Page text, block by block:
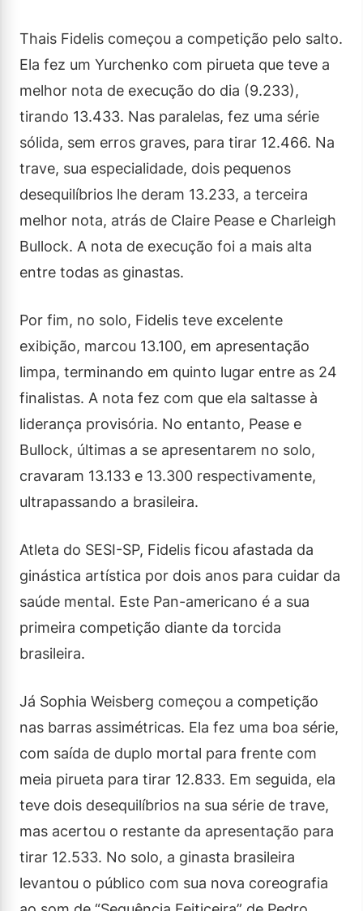
Thais Fidelis começou a competição pelo salto.
Ela fez um Yurchenko com pirueta que teve a
melhor nota de execução do dia (9.233),
tirando 13.433. Nas paralelas, fez uma série
sólida, sem erros graves, para tirar 12.466. Na
trave, sua especialidade, dois pequenos
desequilíbrios lhe deram 13.233, a terceira
melhor nota, atrás de Claire Pease e Charleigh
Bullock. A nota de execução foi a mais alta
entre todas as ginastas.
Por fim, no solo, Fidelis teve excelente
exibição, marcou 13.100, em apresentação
limpa, terminando em quinto lugar entre as 24
finalistas. A nota fez com que ela saltasse à
liderança provisória. No entanto, Pease e
Bullock, últimas a se apresentarem no solo,
cravaram 13.133 e 13.300 respectivamente,
ultrapassando a brasileira.
Atleta do SESI-SP, Fidelis ficou afastada da
ginástica artística por dois anos para cuidar da
saúde mental. Este Pan-americano é a sua
primeira competição diante da torcida
brasileira.
Já Sophia Weisberg começou a competição
nas barras assimétricas. Ela fez uma boa série,
com saída de duplo mortal para frente com
meia pirueta para tirar 12.833. Em seguida, ela
teve dois desequilíbrios na sua série de trave,
mas acertou o restante da apresentação para
tirar 12.533. No solo, a ginasta brasileira
levantou o público com sua nova coreografia